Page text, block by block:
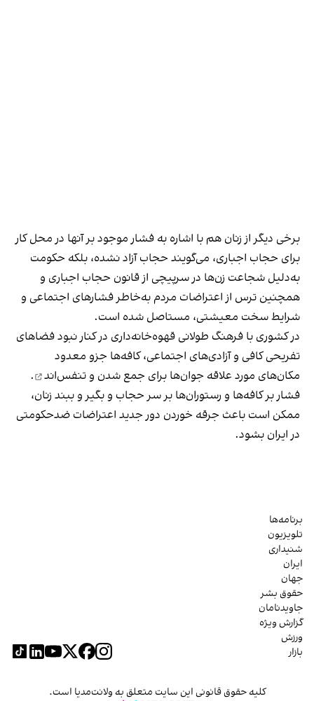
برخی دیگر از زنان هم با اشاره به فشار موجود بر آنها در محل کار
برای حجاب اجباری، می‌گویند حجاب آزاد نشده، بلکه حکومت
به‌دلیل شجاعت زن‌ها در سرپیچی از قانون حجاب اجباری و
همچنین ترس از اعتراضات مردم به‌خاطر فشارهای اجتماعی و
شرایط سخت معیشتی، مستاصل شده است.
در کشوری با فرهنگ طولانی قهوه‌‌خانه‌داری در کنار نبود فضاهای
تفریحی کافی و آزادی‌های اجتماعی، کافه‌ها جزو معدود
مکان‌های مورد علاقه جوان‌ها برای جمع شدن و تنفس‌اند
.
فشار بر کافه‌ها و رستوران‌ها بر سر حجاب و بگیر و ببند زنان،
ممکن است باعث جرقه خوردن دور جدید اعتراضات ضدحکومتی
در ایران بشود.
برنامه‌ها
تلویزیون
شنیداری
ایران
جهان
حقوق بشر
جاویدنامان
گزارش ویژه
ورزش
بازار
کلیه حقوق قانونی این سایت متعلق به ولانت‌مدیا است.